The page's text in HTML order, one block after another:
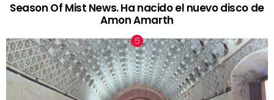
Season Of Mist News. Ha nacido el nuevo disco de
Amon Amarth